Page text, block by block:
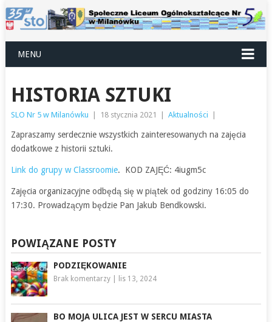
MENU
HISTORIA SZTUKI
SLO Nr 5 w Milanówku 18 stycznia 2021 Aktualności
Zapraszamy serdecznie wszystkich zainteresowanych na zajęcia
dodatkowe z historii sztuki.
Link do grupy w Classroomie. KOD ZAJĘĆ: 4iugm5c
Zajęcia organizacyjne odbędą się w piątek od godziny 16:05 do
17:30. Prowadzącym będzie Pan Jakub Bendkowski.
POWIĄZANE POSTY
PODZIĘKOWANIE
Brak komentarzy| lis 13, 2024
BO MOJA ULICA JEST W SERCU MIASTA